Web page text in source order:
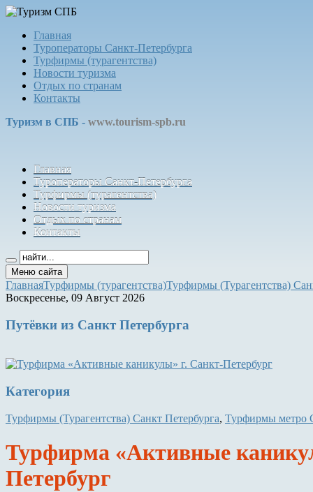
Главная
Туроператоры Санкт-Петербурга
Турфирмы (турагентства)
Новости туризма
Отдых по странам
Контакты
Туризм в СПБ - www.tourism-spb.ru
Главная
Туроператоры Санкт-Петербурга
Турфирмы (турагентства)
Новости туризма
Отдых по странам
Контакты
Меню сайта
ГлавнаяТурфирмы (турагентства)Турфирмы (Турагентства)
Воскресенье, 09 Август 2026
Путёвки из Санкт Петербурга
Категория
Турфирмы (Турагентства) Санкт Петербурга, Турфирмы метро
Турфирма «Активные
Петербург